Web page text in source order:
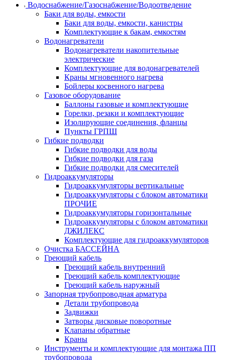
Водоснабжение/Газоснабжение/Водоотведение
Баки для воды, емкости
Баки для воды, емкости, канистры
Комплектующие к бакам, емкостям
Водонагреватели
Водонагреватели накопительные
электрические
Комплектующие для водонагревателей
Краны мгновенного нагрева
Бойлеры косвенного нагрева
Газовое оборудование
Баллоны газовые и комплектующие
Горелки, резаки и комплектующие
Изолирующие соединения, фланцы
Пункты ГРПШ
Гибкие подводки
Гибкие подводки для воды
Гибкие подводки для газа
Гибкие подводки для смесителей
Гидроаккумуляторы
Гидроаккумуляторы вертикальные
Гидроаккумуляторы с блоком автоматики
ПРОЧИЕ
Гидроаккумуляторы горизонтальные
Гидроаккумуляторы с блоком автоматики
ДЖИЛЕКС
Комплектующие для гидроаккумуляторов
Очистка БАССЕЙНА
Греющий кабель
Греющий кабель внутренний
Греющий кабель комплектующие
Греющий кабель наружный
Запорная трубопроводная арматура
Детали трубопровода
Задвижки
Затворы дисковые поворотные
Клапаны обратные
Краны
Инструменты и комплектующие для монтажа ПП
трубопровода